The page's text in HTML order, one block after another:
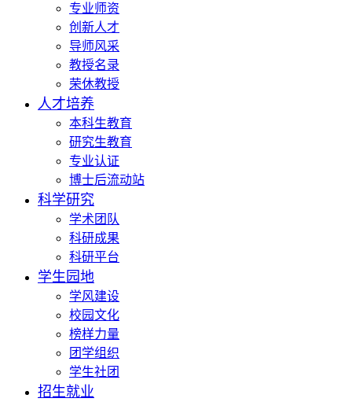
专业师资
创新人才
导师风采
教授名录
荣休教授
人才培养
本科生教育
研究生教育
专业认证
博士后流动站
科学研究
学术团队
科研成果
科研平台
学生园地
学风建设
校园文化
榜样力量
团学组织
学生社团
招生就业